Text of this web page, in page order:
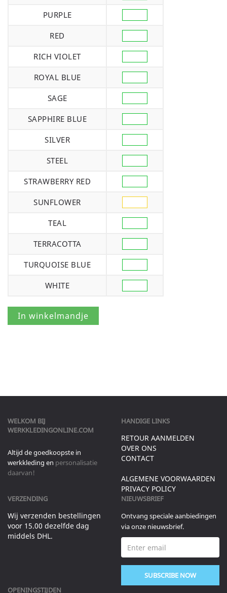
PURPLE
RED
RICH VIOLET
ROYAL BLUE
SAGE
SAPPHIRE BLUE
SILVER
STEEL
STRAWBERRY RED
SUNFLOWER
TEAL
TERRACOTTA
TURQUOISE BLUE
WHITE
WELKOM BIJ
WERKKLEDINGONLINE.COM
Altijd de goedkoopste in
werkkleding en personalisatie
daarvan!
HANDIGE LINKS
RETOUR AANMELDEN
OVER ONS
CONTACT
ALGEMENE VOORWAARDEN
PRIVACY POLICY
VERZENDING
Wij verzenden bestellingen
voor 15.00 dezelfde dag
middels DHL.
NIEUWSBRIEF
Ontvang speciale aanbiedingen
via onze nieuwsbrief.
SUBSCRIBE NOW
OPENINGSTIJDEN